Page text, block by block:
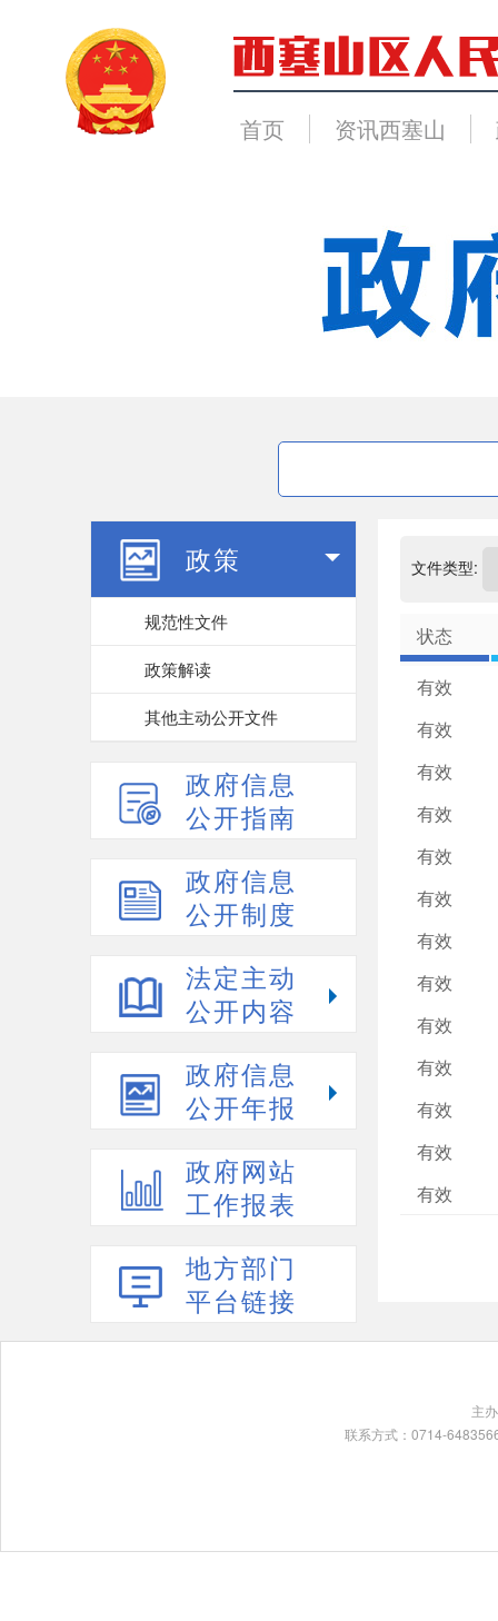
首页 资讯西塞山
政策
规范性文件
政策解读
其他主动公开文件
政府信息
公开指南
政府信息
公开制度
法定主动
公开内容
政府信息
公开年报
政府网站
工作报表
地方部门
平台链接
文件类型:
状态
有效
有效
有效
有效
有效
有效
有效
有效
有效
有效
有效
有效
有效
主
联系方式：0714-